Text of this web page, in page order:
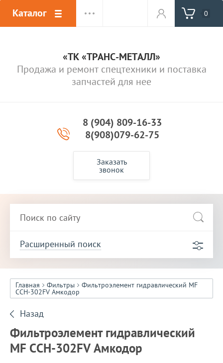
Каталог 0
«ТК «ТРАНС-МЕТАЛЛ»
Продажа и ремонт спецтехники и поставка
запчастей для нее
8 (904) 809-16-33
8(908)079-62-75
Заказать
звонок
Расширенный поиск
Главная Фильтры Фильтроэлемент гидравлический MF
CCH-302FV Амкодор
Назад
Фильтроэлемент гидравлический
MF CCH-302FV Амкодор